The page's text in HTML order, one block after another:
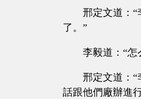
邢定文道：
了。”
李毅道：“怎
邢定文道：
話跟他們廠辦進